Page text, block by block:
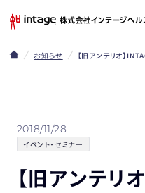
お知らせ 【旧アンテリオ】
2018/11/28
イベント・セミナー
【旧アンテリ